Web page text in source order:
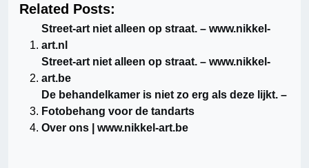
Related Posts:
Street-art niet alleen op straat. – www.nikkel-
art.nl
Street-art niet alleen op straat. – www.nikkel-
art.be
De behandelkamer is niet zo erg als deze lijkt. –
Fotobehang voor de tandarts
Over ons | www.nikkel-art.be